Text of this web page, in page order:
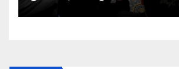
домовилися
України